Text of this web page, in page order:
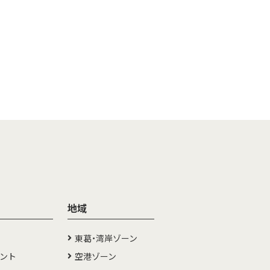
ト
地域
東葛・湾岸ゾーン
空港ゾーン